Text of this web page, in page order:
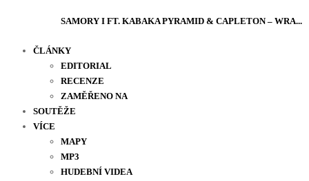
SAMORY I FT. KABAKA PYRAMID & CAPLETON – WRA...
ČLÁNKY
EDITORIAL
RECENZE
ZAMĚŘENO NA
SOUTĚŽE
VÍCE
MAPY
MP3
HUDEBNÍ VIDEA